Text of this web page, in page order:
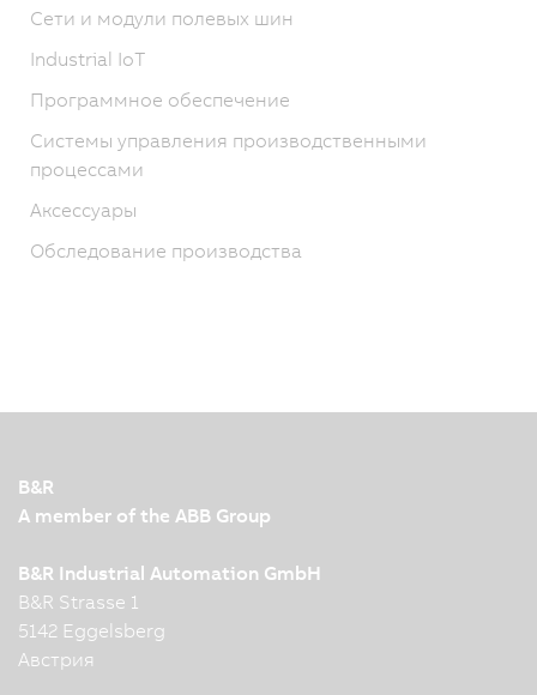
Сети и модули полевых шин
Industrial IoT
Программное обеспечение
Системы управления производственными
процессами
Аксессуары
Обследование производства
B&R
A member of the ABB Group
B&R Industrial Automation GmbH
B&R Strasse 1
5142 Eggelsberg
Австрия